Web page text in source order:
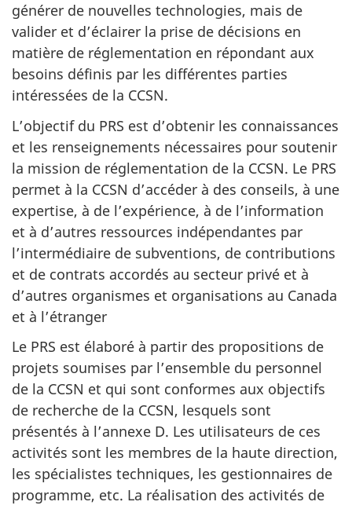
générer de nouvelles technologies, mais de
valider et d’éclairer la prise de décisions en
matière de réglementation en répondant aux
besoins définis par les différentes parties
intéressées de la CCSN.
L’objectif du PRS est d’obtenir les connaissances
et les renseignements nécessaires pour soutenir
la mission de réglementation de la CCSN. Le PRS
permet à la CCSN d’accéder à des conseils, à une
expertise, à de l’expérience, à de l’information
et à d’autres ressources indépendantes par
l’intermédiaire de subventions, de contributions
et de contrats accordés au secteur privé et à
d’autres organismes et organisations au Canada
et à l’étranger
Le PRS est élaboré à partir des propositions de
projets soumises par l’ensemble du personnel
de la CCSN et qui sont conformes aux objectifs
de recherche de la CCSN, lesquels sont
présentés à l’annexe D. Les utilisateurs de ces
activités sont les membres de la haute direction,
les spécialistes techniques, les gestionnaires de
programme, etc. La réalisation des activités de